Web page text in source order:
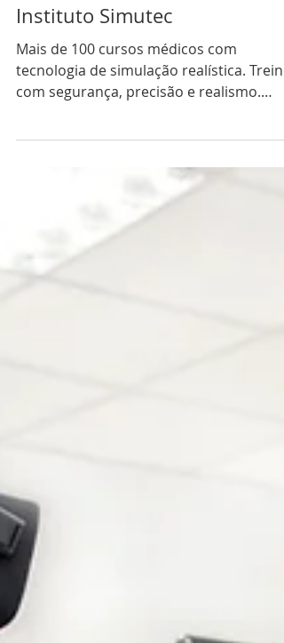
Cursos Médicos com
Simulação Realística:
Treinamento de Excelência no
Instituto Simutec
com segurança, precisão e realismo.
Aulas em SP e POA. Agende uma aula